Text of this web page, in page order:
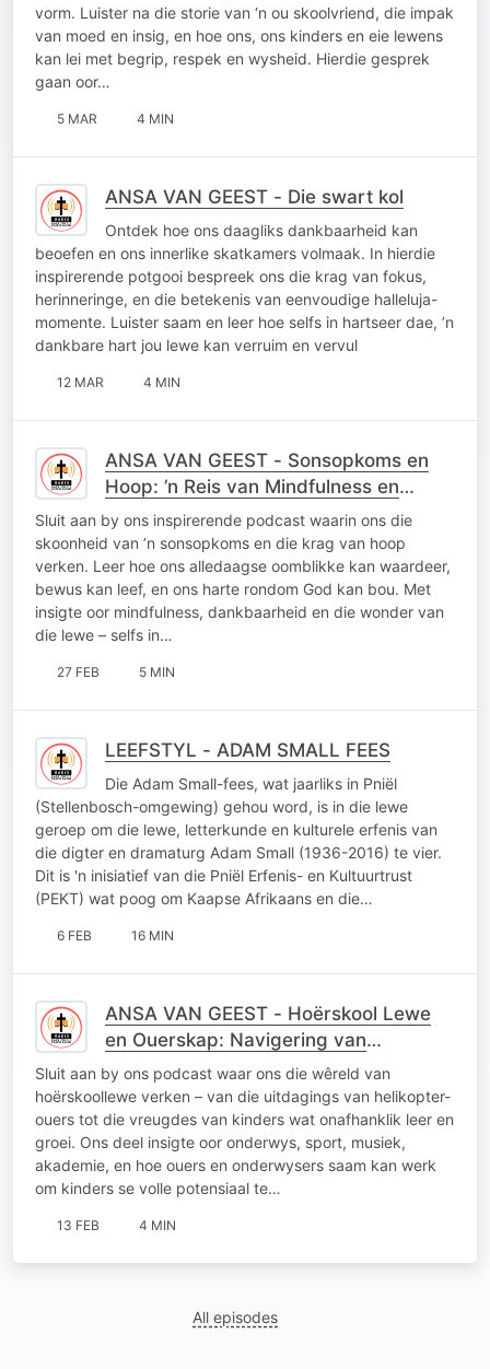
vorm. Luister na die storie van ‘n ou skoolvriend, die impak
van moed en insig, en hoe ons, ons kinders en eie lewens
kan lei met begrip, respek en wysheid. Hierdie gesprek
gaan oor…
5 MAR 4 MIN
ANSA VAN GEEST - Die swart kol
Ontdek hoe ons daagliks dankbaarheid kan
beoefen en ons innerlike skatkamers volmaak. In hierdie
inspirerende potgooi bespreek ons die krag van fokus,
herinneringe, en die betekenis van eenvoudige halleluja-
momente. Luister saam en leer hoe selfs in hartseer dae, ’n
dankbare hart jou lewe kan verruim en vervul
12 MAR 4 MIN
ANSA VAN GEEST - Sonsopkoms en
Hoop: ’n Reis van Mindfulness en
Dankbaarheid
Sluit aan by ons inspirerende podcast waarin ons die
skoonheid van ’n sonsopkoms en die krag van hoop
verken. Leer hoe ons alledaagse oomblikke kan waardeer,
bewus kan leef, en ons harte rondom God kan bou. Met
insigte oor mindfulness, dankbaarheid en die wonder van
die lewe – selfs in…
27 FEB 5 MIN
LEEFSTYL - ADAM SMALL FEES
Die Adam Small-fees, wat jaarliks in Pniël
(Stellenbosch-omgewing) gehou word, is in die lewe
geroep om die lewe, letterkunde en kulturele erfenis van
die digter en dramaturg Adam Small (1936-2016) te vier.
Dit is 'n inisiatief van die Pniël Erfenis- en Kultuurtrust
(PEKT) wat poog om Kaapse Afrikaans en die…
6 FEB 16 MIN
ANSA VAN GEEST - Hoërskool Lewe
en Ouerskap: Navigering van
Helikopter-ouers en
Kinderontwikkeling
Sluit aan by ons podcast waar ons die wêreld van
hoërskoollewe verken – van die uitdagings van helikopter-
ouers tot die vreugdes van kinders wat onafhanklik leer en
groei. Ons deel insigte oor onderwys, sport, musiek,
akademie, en hoe ouers en onderwysers saam kan werk
om kinders se volle potensiaal te…
13 FEB 4 MIN
All episodes